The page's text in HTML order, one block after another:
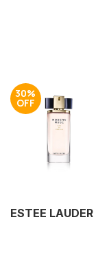
30%
ESTEE LAUDER